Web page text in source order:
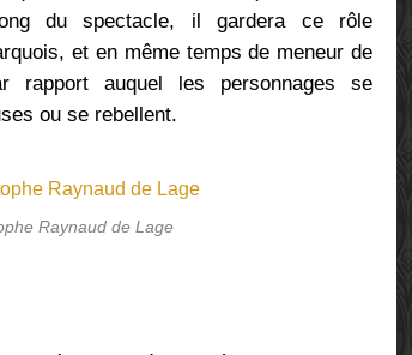
du spectacle, il gardera ce rôle
et en même temps de meneur de
rapport auquel les personnages se
ou se rebellent.
Raynaud de Lage